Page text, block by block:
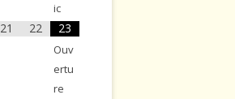
ic
21 22 23
Ouv
ertu
re